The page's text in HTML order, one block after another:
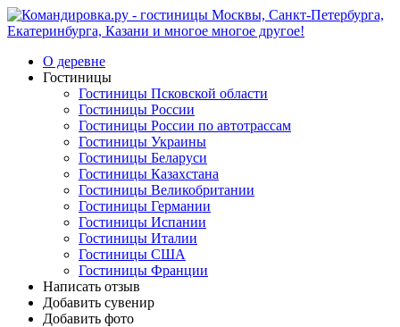
О деревне
Гостиницы
Гостиницы Псковской области
Гостиницы России
Гостиницы России по автотрассам
Гостиницы Украины
Гостиницы Беларуси
Гостиницы Казахстана
Гостиницы Великобритании
Гостиницы Германии
Гостиницы Испании
Гостиницы Италии
Гостиницы США
Гостиницы Франции
Написать отзыв
Добавить сувенир
Добавить фото